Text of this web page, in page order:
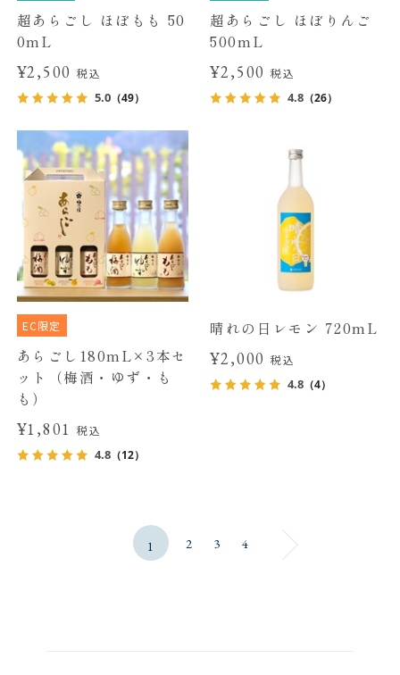
超あらごし ほぼもも 50
0mL
¥2,500税込
5.0（49）
超あらごし ほぼりんご
500mL
¥2,500 税込
4.8 （26）
EC限定
あらごし180mL×3本セ
ット（梅酒・ゆず・も
も）
¥1,801税込
4.8（12）
晴れの日レモン 720mL
¥2,000 税込
4.8 （4）
1 2 3 4